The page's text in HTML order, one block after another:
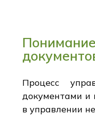
Процесс
документами и
в управлении